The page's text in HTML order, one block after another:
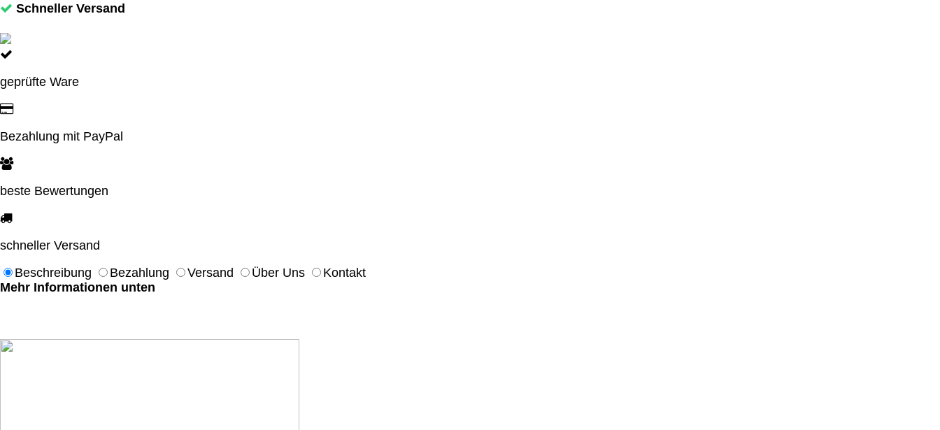
Schneller Versand
geprüfte Ware
Bezahlung mit PayPal
beste Bewertungen
schneller Versand
Beschreibung
Bezahlung Versand Über Uns
Kontakt
Mehr Informationen unten